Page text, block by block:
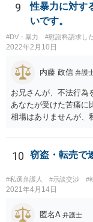
9
性暴力に対す
いです。
#DV・暴力 #慰謝料請求し
2022年2月10日
内藤 政信 弁護
お兄さんが、不法行為
あなたが受けた苦痛に
相場はありませんが、
なるような条件では困
護士を立ち合い人に
て、条件については
が作っても構いません
は、かかるでしょう。
10 窃盗・転売で
#私選弁護人 #示談交渉 #
2021年4月14日
匿名A 弁護士